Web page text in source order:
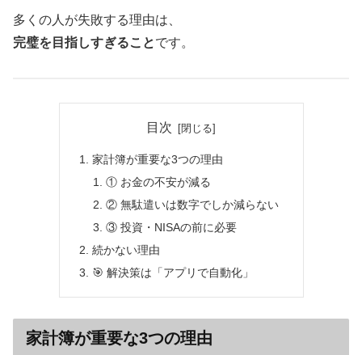
多くの人が失敗する理由は、
完璧を目指しすぎることです。
目次
家計簿が重要な3つの理由
① お金の不安が減る
② 無駄遣いは数字でしか減らない
③ 投資・NISAの前に必要
続かない理由
🎯 解決策は「アプリで自動化」
家計簿が重要な3つの理由